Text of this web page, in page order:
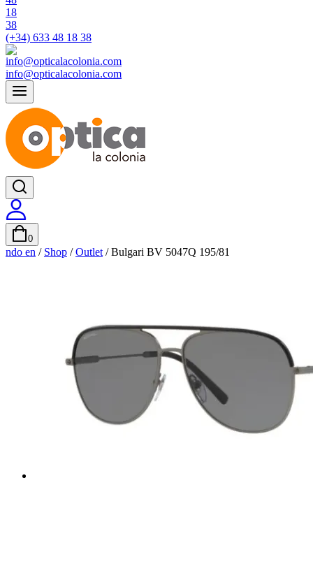
(+34) 633 48 18 38
info@opticalacolonia.com
0
ndo en / Shop / Outlet / Bulgari BV 5047Q 195/81